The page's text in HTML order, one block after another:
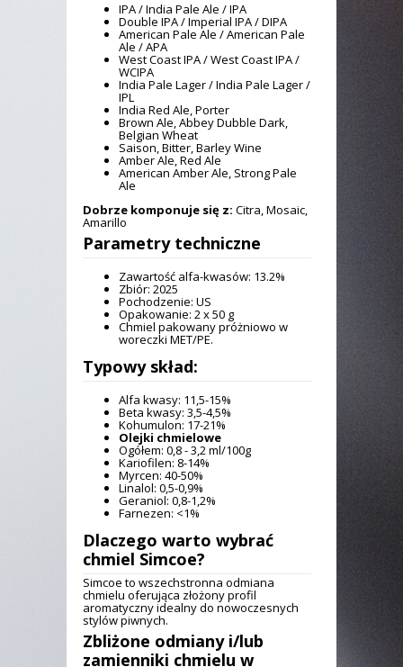
IPA / India Pale Ale / IPA
Double IPA / Imperial IPA / DIPA
American Pale Ale / American Pale
Ale / APA
West Coast IPA / West Coast IPA /
WCIPA
India Pale Lager / India Pale Lager /
IPL
India Red Ale, Porter
Brown Ale, Abbey Dubble Dark,
Belgian Wheat
Saison, Bitter, Barley Wine
Amber Ale, Red Ale
American Amber Ale, Strong Pale
Ale
Dobrze komponuje się z: Citra, Mosaic,
Amarillo
Parametry techniczne
Zawartość alfa-kwasów: 13.2%
Zbiór: 2025
Pochodzenie: US
Opakowanie: 2 x 50 g
Chmiel pakowany próżniowo w
woreczki MET/PE.
Typowy skład:
Alfa kwasy: 11,5-15%
Beta kwasy: 3,5-4,5%
Kohumulon: 17-21%
Olejki chmielowe
Ogółem: 0,8 - 3,2 ml/100g
Kariofilen: 8-14%
Myrcen: 40-50%
Linalol: 0,5-0,9%
Geraniol: 0,8-1,2%
Farnezen: <1%
Dlaczego warto wybrać
chmiel Simcoe?
Simcoe to wszechstronna odmiana
chmielu oferująca złożony profil
aromatyczny idealny do nowoczesnych
stylów piwnych.
Zbliżone odmiany i/lub
zamienniki chmielu w